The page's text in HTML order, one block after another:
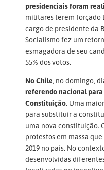
presidenciais foram
militares terem forçado
cargo de presidente da
Socialismo fez um
esmagadora de seu
55% dos votos.
No Chile , no domingo,
referendo nacional
Constituição. Uma
para substituir a
uma nova constituição.
protestos em massa
2019 no país. No
desenvolvidas